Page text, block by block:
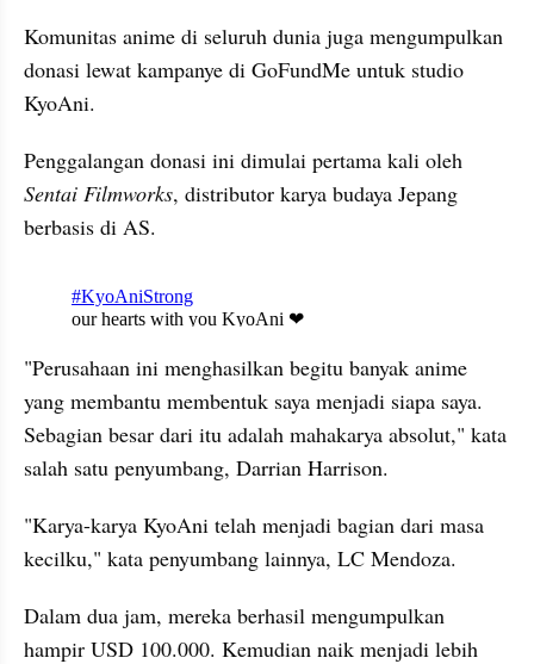
Komunitas anime di seluruh dunia juga mengumpulkan
KyoAni.
Penggalangan donasi
Sentai Filmworks, distributor karya budaya Jepang
berbasis di AS.
embed from external kumparan
"Perusahaan ini menghasilkan begitu banyak anime
yang membantu membentuk saya menjadi siapa saya.
Sebagian besar dari itu adalah mahakarya absolut," kata
salah satu penyumbang, Darrian Harrison.
"Karya-karya KyoAni
kecilku," kata penyumbang lainnya, LC Mendoza.
Dalam dua jam, mereka berhasil mengumpulkan
hampir USD 100.000. Kemudian naik menjadi lebih